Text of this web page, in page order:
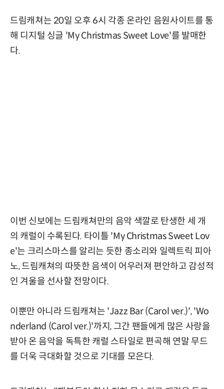
드림캐쳐는 20일 오후 6시 각종 온라인 음원사이트를 통
해 디지털 싱글 'My Christmas Sweet Love'를 발매한
다.
이번 신보에는 드림캐쳐만의 음악 색깔로 탄생한 세 개
의 캐럴이 수록된다. 타이틀 'My Christmas Sweet Lov
e'는 크리스마스를 알리는 듯한 종소리와 일렉트릭 피아
노, 드림캐쳐의 따뜻한 음색이 어우러져 편안하고 감성적
인 겨울을 선사할 전망이다.
이뿐만 아니라 드림캐쳐는 'Jazz Bar (Carol ver.)', 'Wo
nderland (Carol ver.)'까지, 그간 팬들에게 많은 사랑을
받아 온 음악을 독특한 캐럴 스타일로 편곡해 연말 무드
를 더욱 극대화할 것으로 기대를 모은다.